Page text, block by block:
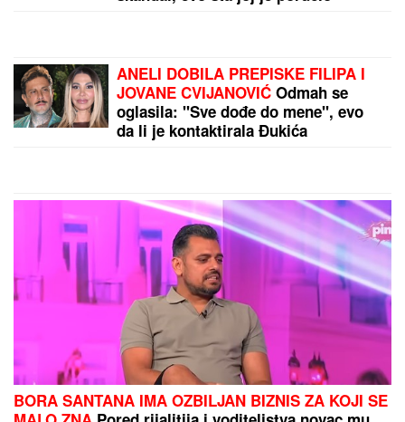
noge
(VIDEO) "ONI MOLE DA UĐU U ELITU 10"
Dača
Virijević raskrinkao rijaliti učesnike, otkrio sve o
Aneli i Kariću, pa šokirao: "Filip se dopisuje sa
pevačicom"
by Aklamator
PREPORUKA ZA VAS